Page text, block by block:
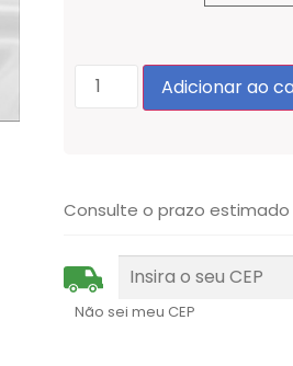
Adicionar ao
Consulte o prazo
Não sei meu CEP